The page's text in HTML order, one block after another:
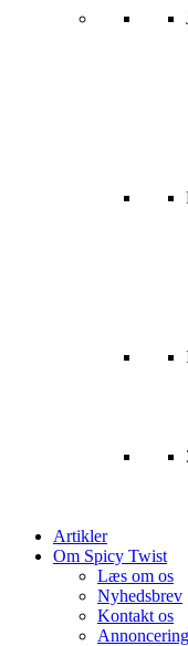
Artikler
Om Spicy Twist
Læs om os
Nyhedsbrev
Kontakt os
Annoncering